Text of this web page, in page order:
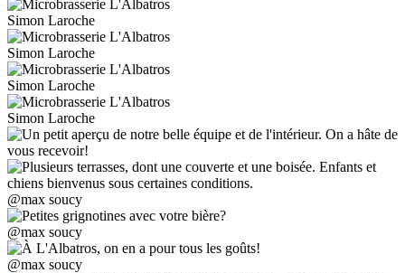
Simon Laroche
Simon Laroche
Simon Laroche
Simon Laroche
@max soucy
@max soucy
@max soucy